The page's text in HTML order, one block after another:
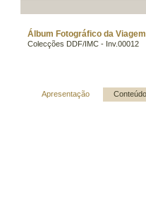
Álbum Fotográfico da
Colecções DDF/IMC - Inv.00012
Apresentação